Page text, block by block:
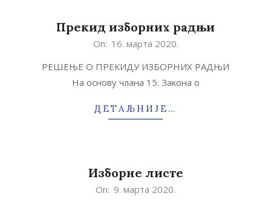
Прекид изборних радњи
16
On: 16. марта 2020.
РЕШЕЊЕ О ПРЕКИДУ ИЗБОРНИХ РАДЊИ
На основу члана 15. Закона о
ДЕТАЉНИЈЕ…
Изборне листе
On: 9. марта 2020.